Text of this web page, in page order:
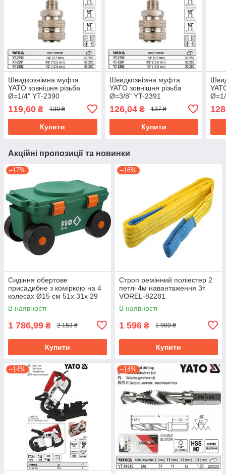
Швидкознімна муфта
YATO зовнішня різьба
Ø=1/4" YT-2390
119,60 ₴ 130 ₴
Купити
Швидкознімна муфта
YATO зовнішня різьба
Ø=3/8" YT-2391
126,04₴ 137 ₴
Купити
Акційні пропозиції та новинки
–17%
Сидіння обертове
присадибне з коміркою на 4
колесах Ø15 см 51х 31х 29
см, для навантаж.- 80 кгFLO-
90230
В наявності
1 786,99 ₴ 2 153 ₴
Купити
–16%
Строп ремінний поліестер 2
петлі 4м навантаження 3т
VOREL-82281
В наявності
1 596 ₴ 1 900 ₴
Купити
–14% –14%